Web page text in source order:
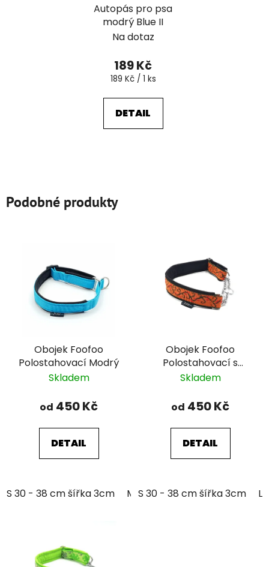
Autopás pro psa
modrý Blue II
Na dotaz
189 Kč
Měrná
189 Kč / 1 ks
DETAIL
Podobné produkty
Obojek Foofoo
Polostahovací Modrý
Skladem
od 450 Kč
DETAIL
S 30 - 38 cm šířka 3cm M 35 - 46 cm šířka 3cm
Obojek Foofoo
Polostahovací s
řetízkem - Brown I.
Skladem
od 450 Kč
DETAIL
S 30 - 38 cm šířka 3cm L